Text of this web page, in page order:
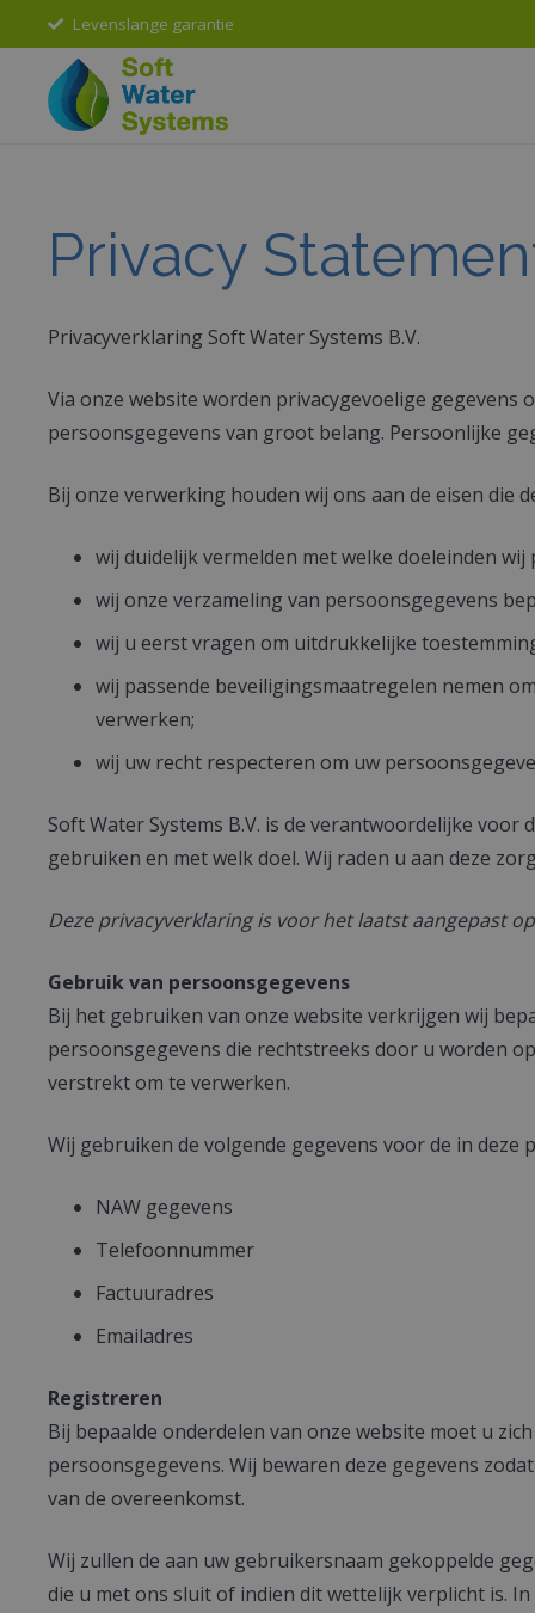
Levenslange garantie
Privacy
Privacyverklaring Soft Water Systems B.V.
Via onze website worden privacygevoelige gegevens
persoonsgegevens van groot belang. Persoonlijke
Bij onze verwerking houden wij ons aan de eisen die
wij duidelijk vermelden met welke doeleinden
wij onze verzameling van persoonsgegevens
wij u eerst vragen om uitdrukkelijke
wij passende beveiligingsmaatregelen nemen
verwerken;
wij uw recht respecteren om uw
Soft Water Systems B.V. is de verantwoordelijke
gebruiken en met welk doel. Wij raden u aan deze
Deze privacyverklaring is voor het laatst aangepast op
Gebruik van persoonsgegevens
Bij het gebruiken van onze website verkrijgen wij
persoonsgegevens die rechtstreeks door u worden
verstrekt om te verwerken.
Wij gebruiken de volgende gegevens voor de in deze
NAW gegevens
Telefoonnummer
Factuuradres
Emailadres
Registreren
Bij bepaalde onderdelen van onze website moet u
persoonsgegevens. Wij bewaren deze gegevens
van de overeenkomst.
Wij zullen de aan uw gebruikersnaam gekoppelde
die u met ons sluit of indien dit wettelijk verplicht is.